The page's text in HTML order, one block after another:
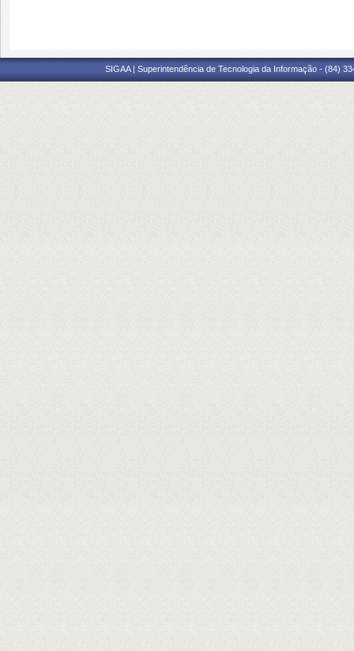
SIGAA | Superintendência de Tecnologia da Informação - (84)